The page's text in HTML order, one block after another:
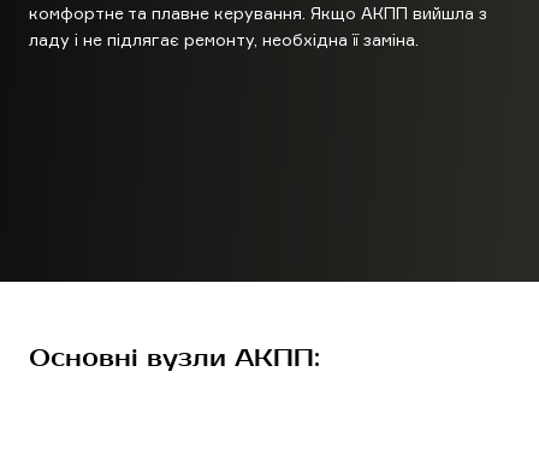
комфортне та плавне керування. Якщо АКПП вийшла з
ладу і не підлягає ремонту, необхідна її заміна.
Основні вузли АКПП: